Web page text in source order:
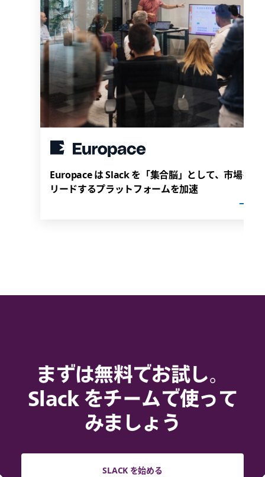
Europace は Slack を「集合脳」として、市場を
リードするプラットフォームを加速
まずは無料でお試し。
Slack をチームで使って
みましょう
SLACK を始める